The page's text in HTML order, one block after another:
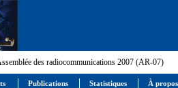
des radiocommunications 2007 (AR-07)
Publications Statistiques À